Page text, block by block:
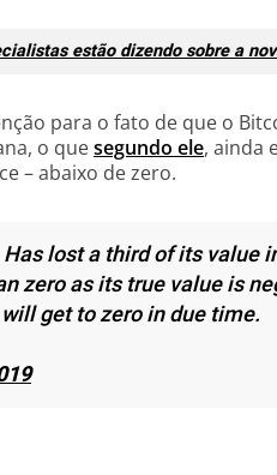
estão dizendo sobre a
para o fato de que o
o quesegundo ele, ainda
– abaixo de zero.
lost a third of its value
zero as its true value is
get to zero in due time.